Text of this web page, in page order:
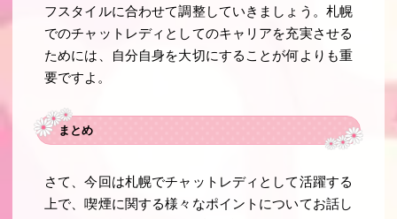
フスタイルに合わせて調整していきましょう。札幌
でのチャットレディとしてのキャリアを充実させる
ためには、自分自身を大切にすることが何よりも重
要ですよ。
まとめ
さて、今回は札幌でチャットレディとして活躍する
上で、喫煙に関する様々なポイントについてお話し